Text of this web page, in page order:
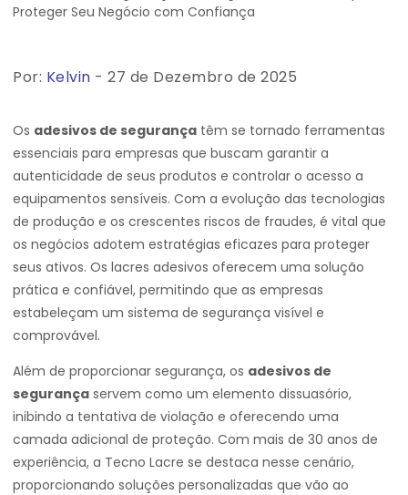
Por: Kelvin - 27 de Dezembro de 2025
Os adesivos de segurança têm se tornado ferramentas
essenciais para empresas que buscam garantir a
autenticidade de seus produtos e controlar o acesso a
equipamentos sensíveis. Com a evolução das tecnologias
de produção e os crescentes riscos de fraudes, é vital que
os negócios adotem estratégias eficazes para proteger
seus ativos. Os lacres adesivos oferecem uma solução
prática e confiável, permitindo que as empresas
estabeleçam um sistema de segurança visível e
comprovável.
Além de proporcionar segurança, os adesivos de
segurança servem como um elemento dissuasório,
inibindo a tentativa de violação e oferecendo uma
camada adicional de proteção. Com mais de 30 anos de
experiência, a Tecno Lacre se destaca nesse cenário,
proporcionando soluções personalizadas que vão ao